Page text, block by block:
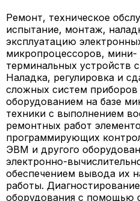
Ремонт, техническое
испытание, монтаж,
эксплуатацию
микропроцессоров,
терминальных устройств
Наладка, регулировка и
сложных систем приборов
оборудованием на базе
техники с выполнением
ремонтных работ
программирующих
ЭВМ и другого
электронно-
обеспечением вывода их
работы.
оборудования с помощью